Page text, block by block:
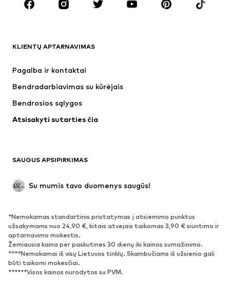
Aksesuarai
Premium
Naujienos
Apatiniai
Paltai
Proginiai
Išskirtiniai
BATAI
Naujienos
Sportbačiai
Aulinukai
Batai su kulniukais
Auliniai batai
KLIENTŲ APTARNAVIMAS
Pagalba ir kontaktai
Bendradarbiavimas su kūrėjais
Bendrosios sąlygos
Atsisakyti sutarties čia
SAUGUS APSIPIRKIMAS
Su mumis tavo duomenys saugūs!
*Nemokamas standartinis pristatymas į atsiėmimo punktus
užsakymams nuo 24,90 €, kitais atvejais taikomas 3,90 € siuntimo ir
aptarnavimo mokestis.
Žemiausia kaina per paskutines 30 dienų iki kainos sumažinimo.
****Nemokamai iš visų Lietuvos tinklų. Skambučiams iš užsienio gali
būti taikomi mokesčiai.
******Visos kainos nurodytos su PVM.